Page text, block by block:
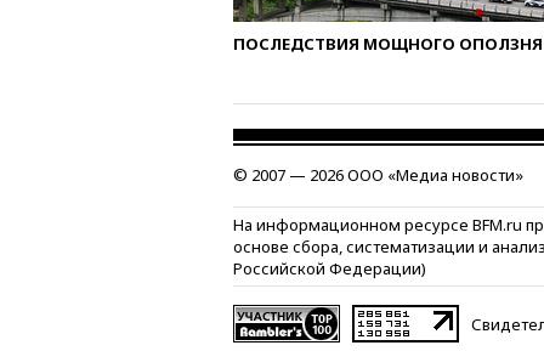
ПОСЛЕДСТВИЯ МОЩНОГО ОПОЛЗНЯ
© 2007 — 2026 ООО «Медиа новости»
На информационном ресурсе BFM.ru
основе сбора, систематизации и
Российской Федерации)